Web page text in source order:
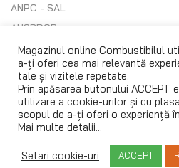
ANPC - SAL
ANSPDCP
Regulament (UE) 2016/679
© 1993 – 2024Combustibilul SRL
Magazin online
Magazinul online Combustibilul
a-ți oferi cea mai relevantă
tale și vizitele repetate.
Prin apăsarea butonului ACCEPT
utilizare a cookie-urilor și cu
scopul de a-ți oferi o experiență
Mai multe detalii...
Setari cookie-uri ACCEPT